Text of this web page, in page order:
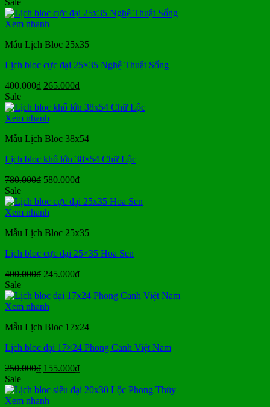
là:
250.000₫.
tại
Sale
Xem nhanh
Mẫu Lịch Bloc 25x35
Lịch bloc cực đại 25×35 Nghệ Thuật Sống
400.000₫ Giá
là:
400.000₫.
265.000₫Giá
tại
Sale
Xem nhanh
Mẫu Lịch Bloc 38x54
Lịch bloc khổ lớn 38×54 Chữ Lộc
780.000₫ Giá
là:
780.000₫.
580.000₫Giá
tại
Sale
Xem nhanh
Mẫu Lịch Bloc 25x35
Lịch bloc cực đại 25×35 Hoa Sen
400.000₫ Giá
là:
400.000₫.
245.000₫Giá
tại
Sale
Xem nhanh
Mẫu Lịch Bloc 17x24
Lịch bloc đại 17×24 Phong Cảnh Việt Nam
250.000₫ Giá
là:
250.000₫.
155.000₫Giá
tại
Sale
Xem nhanh